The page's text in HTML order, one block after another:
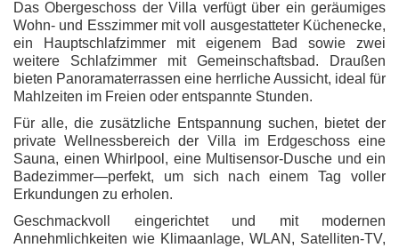
Das Obergeschoss der Villa verfügt über ein geräumiges
Wohn- und Esszimmer mit voll ausgestatteter Küchenecke,
ein Hauptschlafzimmer mit eigenem Bad sowie zwei
weitere Schlafzimmer mit Gemeinschaftsbad. Draußen
bieten Panoramaterrassen eine herrliche Aussicht, ideal für
Mahlzeiten im Freien oder entspannte Stunden.
Für alle, die zusätzliche Entspannung suchen, bietet der
private Wellnessbereich der Villa im Erdgeschoss eine
Sauna, einen Whirlpool, eine Multisensor-Dusche und ein
Badezimmer—perfekt, um sich nach einem Tag voller
Erkundungen zu erholen.
Geschmackvoll eingerichtet und mit modernen
Annehmlichkeiten wie Klimaanlage, WLAN, Satelliten-TV,